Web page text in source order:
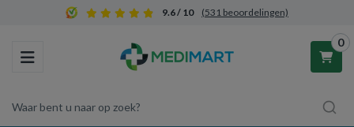
9.6 / 10 (531 beoordelingen)
Toggle navigation
Waar bent u naar op zoek?
0